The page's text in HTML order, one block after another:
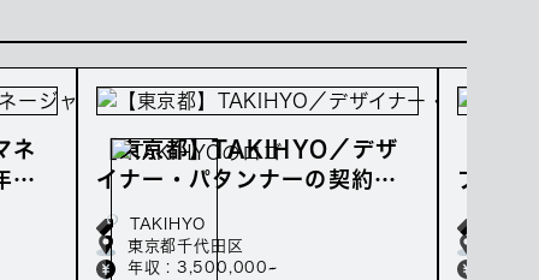
ネ
収3
【東京都】TAKIHYO／デザ
イナー・パタンナーの契約社
員募集／年収350万～
TAKIHYO
東京都千代田区
年収 : 3,500,000~
ブ・マ